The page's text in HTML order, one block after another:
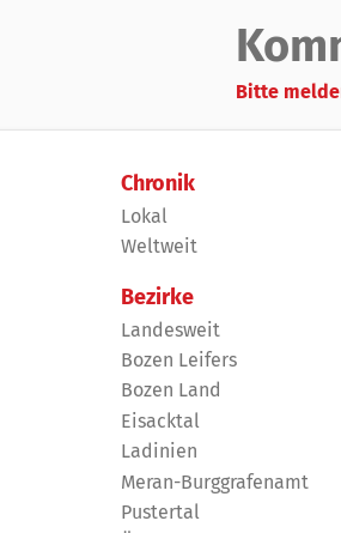
Bitte
Chronik
Lokal
Weltweit
Bezirke
Landesweit
Bozen Leifers
Bozen Land
Eisacktal
Ladinien
Meran-Burggrafenamt
Pustertal